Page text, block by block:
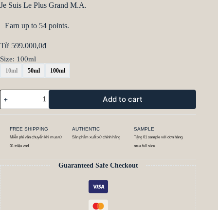
Je Suis Le Plus Grand M.A.
Earn up to 54 points.
Từ 599.000,0₫
Size: 100ml
10ml 50ml 100ml
Add to cart
FREE SHIPPING
Miễn phí vận chuyển khi mua từ
01 triệu vnd
AUTHENTIC
Sản phẩm xuất xứ chính hãng
SAMPLE
Tặng 01 sample với đơn hàng
mua full size
Guaranteed Safe Checkout